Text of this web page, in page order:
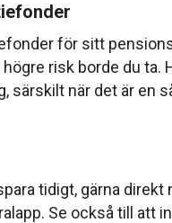
för sitt
risk borde du ta.
särskilt när det är en
tidigt, gärna direkt
Se också till att